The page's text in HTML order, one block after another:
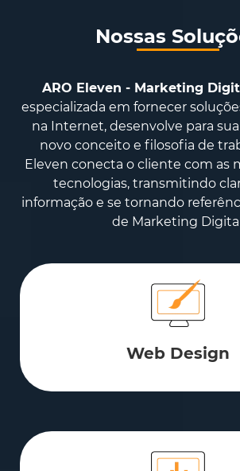
Nossas
ARO Eleven - Marketing
especializada em fornecer
na Internet, desenvolve para
novo conceito e filosofia de
Eleven conecta o cliente com as
tecnologias, transmitindo
informação e se tornando
de Marketing
Web Design